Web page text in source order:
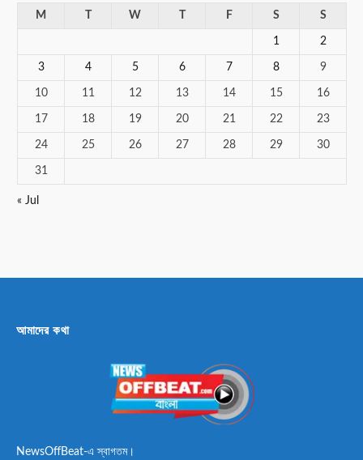
M W F S S
1 2
3 4 5 6 7 8 9
10 11 12 13 14 15 16
17 18 19 20 21 22 23
24 25 26 27 28 29 30
31
« Jul
আমাদের কথা
NewsOffBeat-এ স্বাগতম।